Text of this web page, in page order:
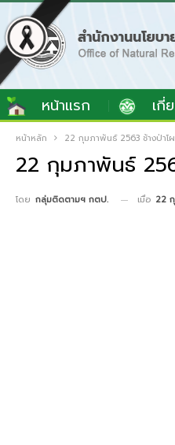
หน้าแรก เกี่
หน้าหลัก 22 กุมภาพันธ์ 2563 ช้างป่าโ
22 กุมภาพันธ์
โดย กลุ่มติดตามฯ กตป. เมื่อ 22